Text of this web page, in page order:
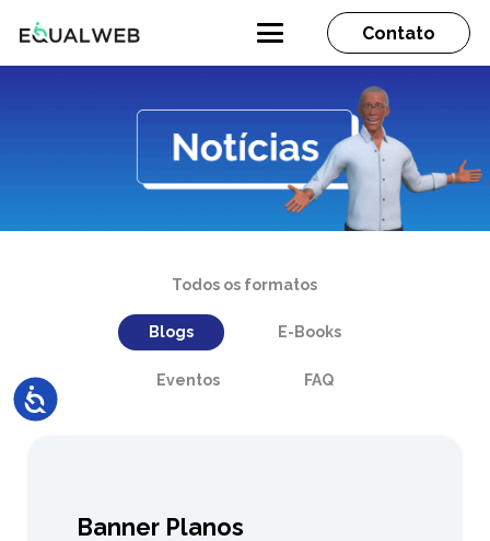
Contato
Todos os formatos
Blogs E-Books
Eventos FAQ
Banner Planos